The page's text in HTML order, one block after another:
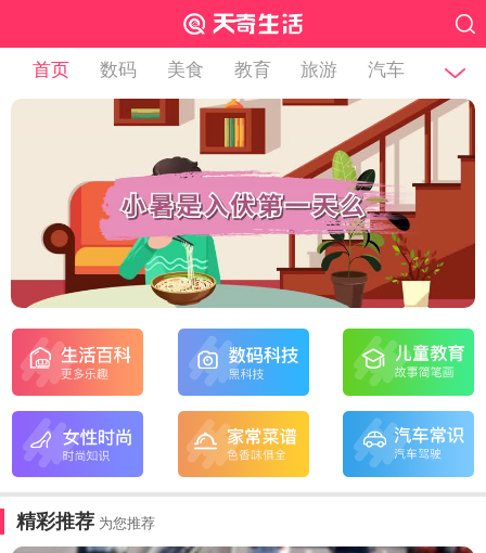
首页 数码 美食 教育 旅游 汽车
精彩推荐 为您推荐